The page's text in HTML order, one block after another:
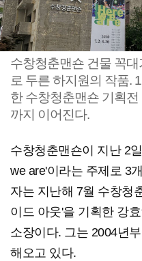
수창청춘맨숀 건물 꼭
로 두른 하지원의 작품.
한 수창청춘맨숀 기획전
까지 이어진다.
수창청춘맨숀이 지난 2
we are'이라는 주제로 3
자는 지난해 7월 수창청
이드 아웃'을 기획한 강
소장이다. 그는 2004년
해오고 있다.